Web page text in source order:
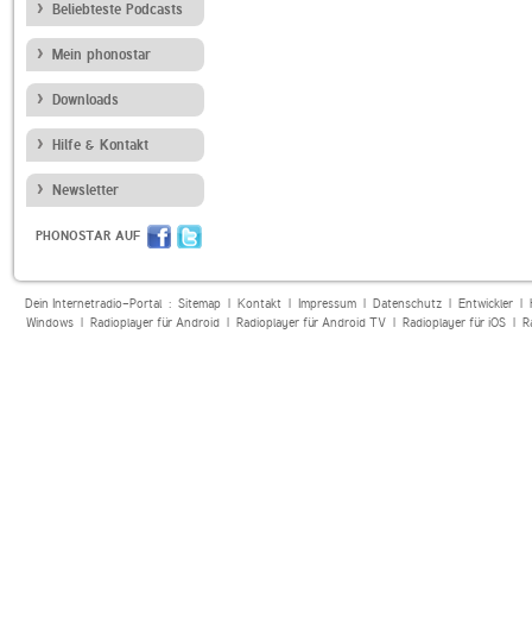
Beliebteste Podcasts
Mein phonostar
Downloads
Hilfe & Kontakt
Newsletter
PHONOSTAR AUF
Dein Internetradio-Portal : Sitemap| Kontakt| Impressum| Datenschutz| Entwickler|
Windows| Radioplayer für Android| Radioplayer für Android TV| Radioplayer für iOS|